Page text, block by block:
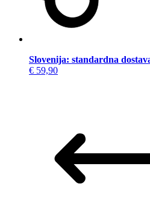
Slovenija: standardna
€ 59,90